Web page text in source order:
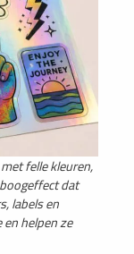
felle kleuren,
dat
labels en
helpen ze